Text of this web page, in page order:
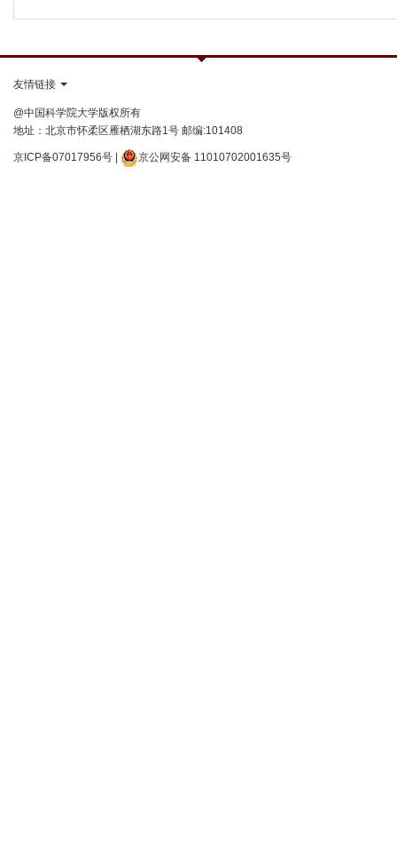
友情链接
@中国科学院大学版权所有
地址：北京市怀柔区雁栖湖东路1号 邮编:101408
京ICP备07017956号 京公网安备 11010702001635号